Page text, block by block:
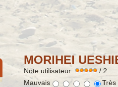
MORIHEI
Note utilisateur:
/ 2
Mauvais